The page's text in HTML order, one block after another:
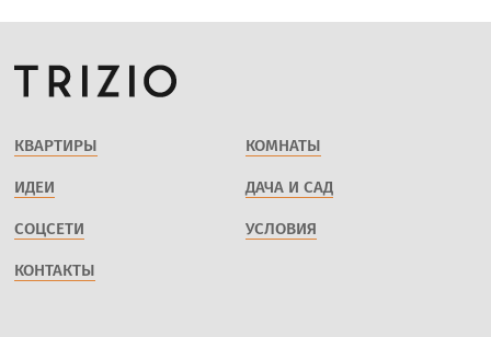
КВАРТИРЫ КОМНАТЫ
ИДЕИ ДАЧА И САД
СОЦСЕТИ УСЛОВИЯ
КОНТАКТЫ